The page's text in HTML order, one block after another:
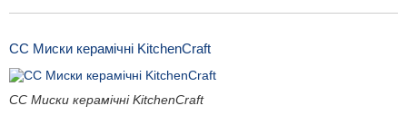
СС Миски керамічні KitchenCraft
СС Миски керамічні KitchenCraft